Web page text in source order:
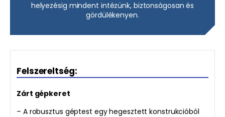
helyezésig mindent intézünk, biztonságosan és
gördülékenyen.
Felszereltség:
Zárt gépkeret
– A robusztus géptest egy hegesztett konstrukcióból